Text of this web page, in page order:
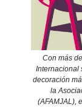
Con más
Internacional
decoración
la
(AFAMJAL),